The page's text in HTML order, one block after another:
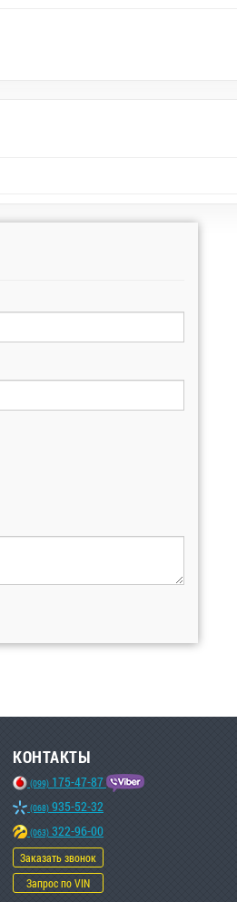
КОНТАКТЫ
(099) 175-47-87
(068) 935-52-32
(063) 322-96-00
Заказать звонок
Запрос по VIN